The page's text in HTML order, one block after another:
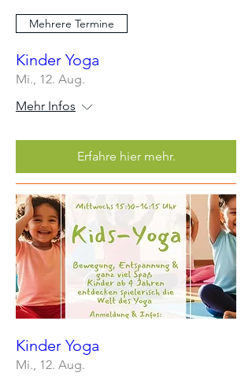
Mehrere Termine
Kinder Yoga
Mi., 12. Aug.
Mehr Infos
Erfahre hier mehr.
Kinder Yoga
Mi., 12. Aug.